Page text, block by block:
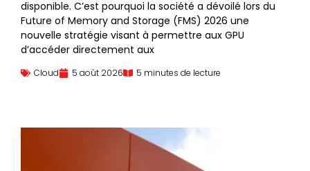
disponible. C’est pourquoi la société a dévoilé lors du
Future of Memory and Storage (FMS) 2026 une
nouvelle stratégie visant à permettre aux GPU
d’accéder directement aux
Cloud 5 août 2026 5 minutes de lecture